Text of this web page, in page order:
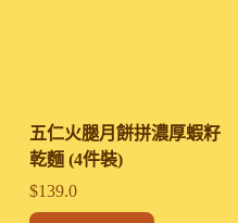
五仁火腿月餅拼濃厚蝦籽
乾麵 (4件裝)
$139.0